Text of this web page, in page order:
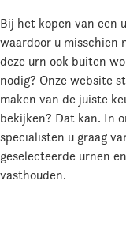
Bij het kopen van een
waardoor u misschien
deze urn ook buiten
nodig? Onze website
maken van de juiste
bekijken? Dat kan. In
specialisten u graag
geselecteerde urnen
vasthouden.